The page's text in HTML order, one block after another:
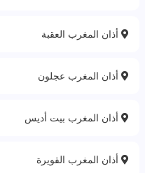
أذان المغرب العقبة
أذان المغرب عجلون
أذان المغرب بيت أديس
أذان المغرب القويرة